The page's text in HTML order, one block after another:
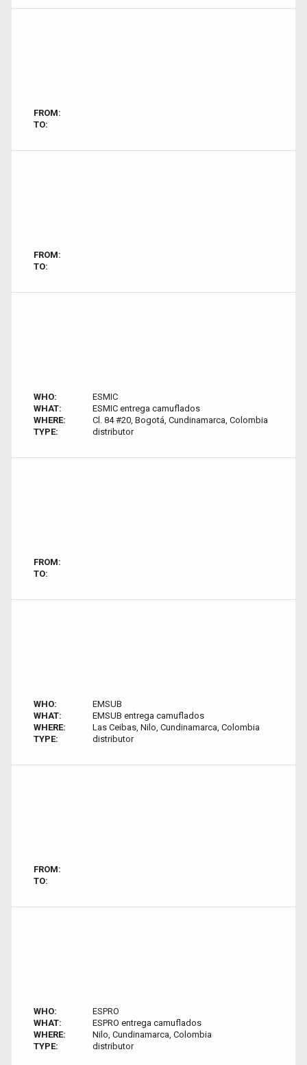
FROM:
TO:
FROM:
TO:
WHO:
ESMIC
WHAT:
ESMIC entrega camuflados
WHERE:
Cl. 84 #20, Bogotá, Cundinamarca, Colombia
TYPE:
distributor
FROM:
TO:
WHO:
EMSUB
WHAT:
EMSUB entrega camuflados
WHERE:
Las Ceibas, Nilo, Cundinamarca, Colombia
TYPE:
distributor
FROM:
TO:
WHO:
ESPRO
WHAT:
ESPRO entrega camuflados
WHERE:
Nilo, Cundinamarca, Colombia
TYPE:
distributor